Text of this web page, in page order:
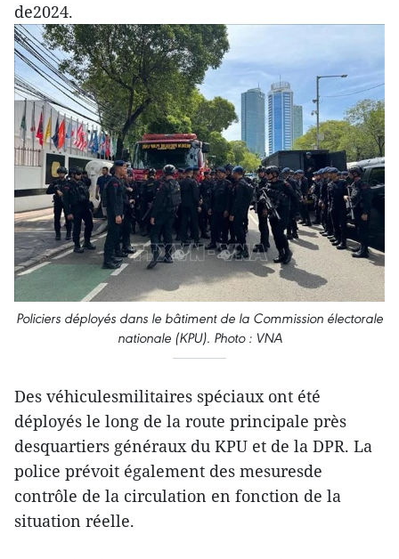
de2024.
Policiers déployés dans le bâtiment de la Commission électorale
nationale (KPU). Photo : VNA
Des véhiculesmilitaires spéciaux ont été
déployés le long de la route principale près
desquartiers généraux du KPU et de la DPR. La
police prévoit également des mesuresde
contrôle de la circulation en fonction de la
situation réelle.